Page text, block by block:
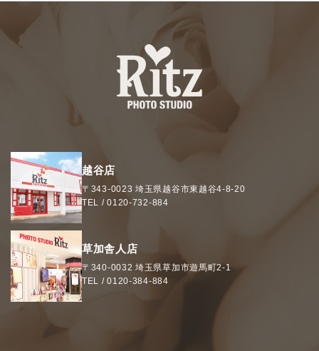
越谷店
〒343-0023 埼玉県越谷市東越谷4-8-20
TEL /0120-732-884
草加舎人店
〒340-0032 埼玉県草加市遊馬町2-1
TEL /0120-384-884